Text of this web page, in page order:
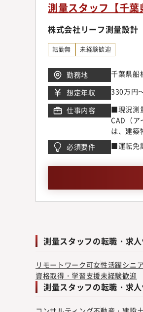
測量スタッフ【千葉
株式会社リーフ測量設計
転勤無 未経験歓迎
勤務地
千葉県船
想定年収
仕事内容
■現況測
CAD（ア
は、建築
台」を作
ます。
議を行い
りや取
必須要件 ■運転免
測量スタッフの転職・求
リモートワーク可女性活躍シニ
資格取得・学習支援未経験歓迎
測量スタッフの転職・求